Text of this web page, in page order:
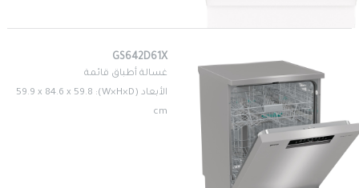
GS642D61X
غسالة أطباق قائمة
الأبعاد (W×H×D): 59.9 x 84.6 x 59.8
cm